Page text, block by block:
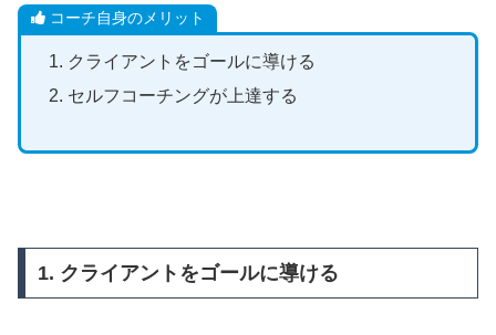
コーチ自身のメリット
クライアントをゴールに導ける
セルフコーチングが上達する
1. クライアントをゴールに導ける